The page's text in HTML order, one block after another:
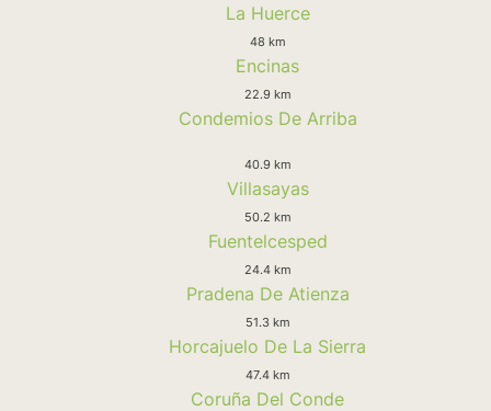
La Huerce
48 km
Encinas
22.9 km
Condemios De Arriba
40.9 km
Villasayas
50.2 km
Fuentelcesped
24.4 km
Pradena De Atienza
51.3 km
Horcajuelo De La Sierra
47.4 km
Coruña Del Conde